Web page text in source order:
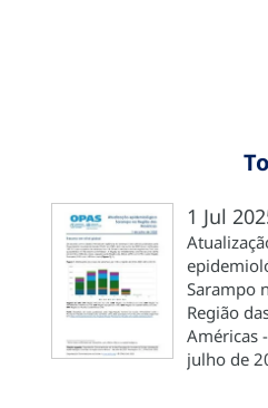
1 Jul
Sarampo
Região
Américas
julho de